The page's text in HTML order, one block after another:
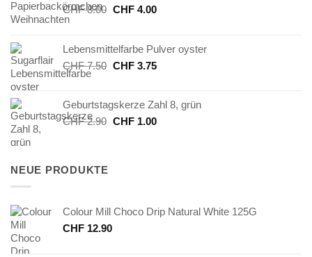
CHF8.00 Ursprünglicher
CHF 8.00
CHF4.00Aktueller
CHF 4.00.
Lebensmittelfarbe Pulver oyster
CHF7.50 Ursprünglicher
CHF 7.50
CHF3.75Aktueller
CHF 3.75.
Geburtstagskerze Zahl 8, grün
CHF2.90 Ursprünglicher
CHF1.00Aktueller
NEUE PRODUKTE
Colour Mill Choco Drip Natural White 125G
CHF 12.90